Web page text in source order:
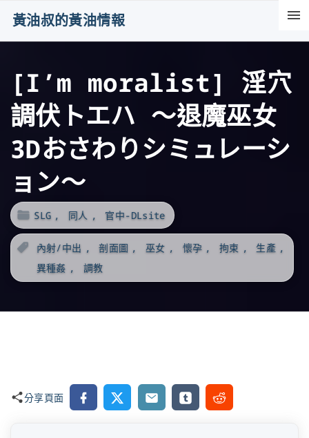
黃油叔的黃油情報
[I’m moralist] 淫穴
調伏トエハ ～退魔巫女
3Dおさわりシミュレーシ
ョン～
SLG 同人 官中-DLsite
內射/中出 剖面圖 巫女 懷孕 拘束
生產
異種姦
調教
分享頁面 Facebook
X Email TumblrReddit